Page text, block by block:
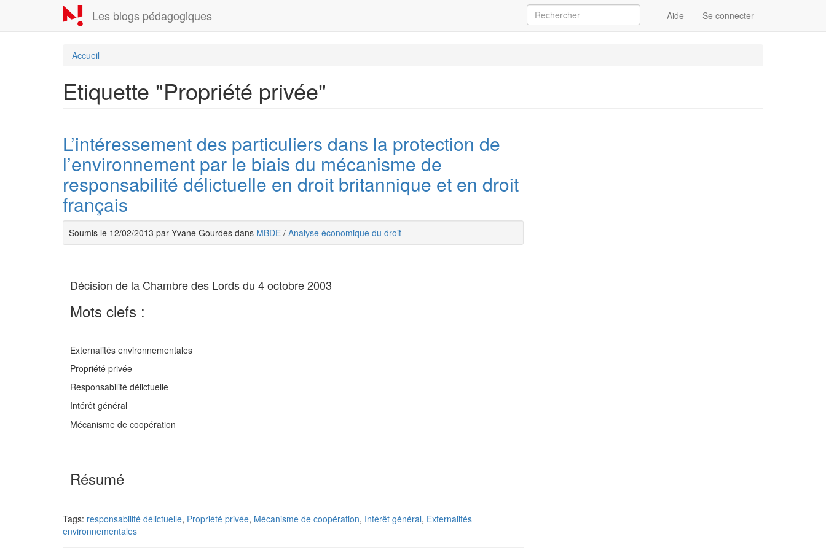
contenu
Les blogs pédagogiques Aide Se connecter
Accueil
Etiquette "Propriété privée"
L’intéressement des particuliers dans la protection de
l’environnement par le biais du mécanisme de
responsabilité délictuelle en droit britannique et en droit
français
Soumis le 12/02/2013 par Yvane Gourdes dans MBDE / Analyse économique du droit
Décision de la Chambre des Lords du 4 octobre 2003
Mots clefs :
Externalités environnementales
Propriété privée
Responsabilité délictuelle
Intérêt général
Mécanisme de coopération
Résumé
Tags: responsabilité délictuelle, Propriété privée, Mécanisme de coopération, Intérêt général, Externalités
environnementales